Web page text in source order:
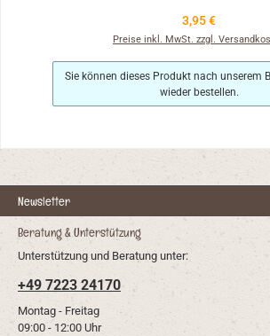
Regulärer Preis:
3,95 €
Preise inkl. MwSt. zzgl.
Sie können dieses Produkt nach unserem
wieder bestellen.
Newsletter
Beratung & Unterstützung
Unterstützung und Beratung unter:
+49 7223 24170
Montag - Freitag
09:00 - 12:00 Uhr